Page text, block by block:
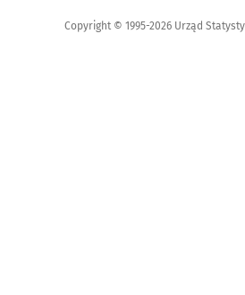
Copyright © 1995-2026 Urząd